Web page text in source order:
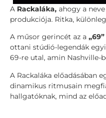
A Rackaláka, ahogy a
produkciója. Ritka,
A műsor gerincét az a „69”
ottani stúdió-legendák
69-re utal, amin Nashville-
A Rackaláka előadásában
dinamikus ritmusain
hallgatóknak, mind az